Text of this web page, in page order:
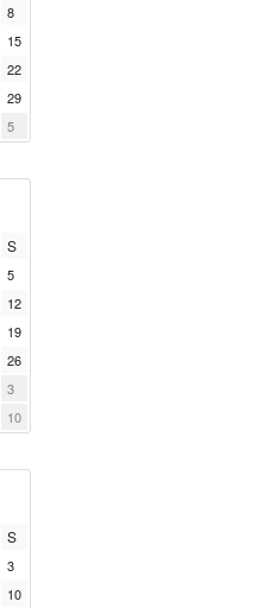
8
15
22
29
5
S
5
12
19
26
3
10
S
3
10